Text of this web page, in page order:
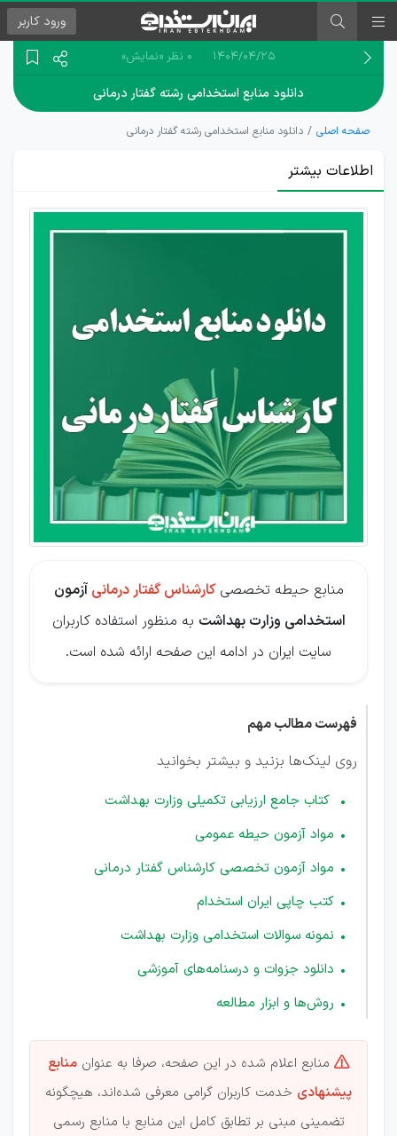
ورود کاربر
۱۴۰۴/۰۴/۲۵ 0 نظر «نمایش»
دانلود منابع استخدامی رشته گفتار درمانی
صفحه اصلی دانلود منابع استخدامی رشته گفتار درمانی
اطلاعات بیشتر
دانلود
آزمون
گفتار
درمانی
منابع حیطه تخصصیکارشناس گفتار درمانی آزمون
استخدامی وزارت بهداشت به منظور استفاده کاربران
سایت ایران در ادامه این صفحه ارائه شده است.
فهرست مطالب مهم
روی لینک‌ها بزنید و بیشتر بخوانید
کتاب جامع ارزیابی تکمیلی وزارت بهداشت
مواد آزمون حیطه عمومی
مواد آزمون تخصصی کارشناس گفتار درمانی
کتب چاپی ایران استخدام
نمونه سوالات استخدامی وزارت بهداشت
دانلود جزوات و درسنامه‌های آموزشی
روش‌ها و ابزار مطالعه
 منابع اعلام شده در این صفحه، صرفا به عنوان منابع
پیشنهادی خدمت کاربران گرامی معرفی شده‌اند، هیچگونه
تضمینی مبنی بر تطابق کامل این منابع با منابع رسمی